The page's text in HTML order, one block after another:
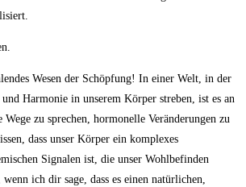
Wesen der Schöpfung! In einer‍ Welt, in der⁢
Harmonie in unserem ⁣Körper streben,⁢ ist‌ es ‍an
zu sprechen, hormonelle⁤ Veränderungen⁣ zu⁢
dass unser ​Körper ein komplexes
Signalen ist, die unser Wohlbefinden
ich dir sage, dass es einen natürlichen,